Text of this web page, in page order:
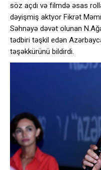
söz açdı və filmdə əsas
dəyişmiş aktyor Fikrət
Səhnəyə dəvət olunan
tədbiri təşkil edən
təşəkkürünü bildirdi.